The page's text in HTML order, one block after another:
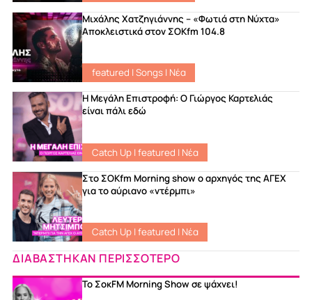
Μιχάλης Χατζηγιάννης – «Φωτιά στη Νύχτα»
Αποκλειστικά στον ΣΟΚfm 104.8
featured |Songs| Νέα
Η Μεγάλη Επιστροφή: Ο Γιώργος Καρτελιάς
είναι πάλι εδώ
Catch Up|featured | Νέα
Στο ΣΟKfm Morning show ο αρχηγός της ΑΓΕΧ
για το αύριανο «ντέρμπι»
Catch Up|featured | Νέα
ΔΙΑΒΑΣΤΗΚΑΝ ΠΕΡΙΣΣΟΤΕΡΟ
Το ΣοκFM Morning Show σε ψάχνει!